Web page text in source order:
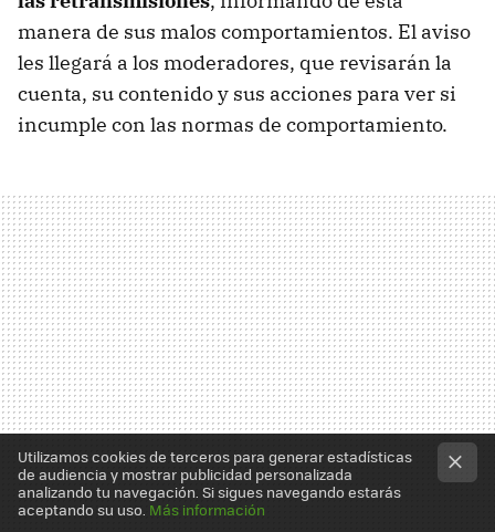
manera de sus malos comportamientos. El aviso
les llegará a los moderadores, que revisarán la
cuenta, su contenido y sus acciones para ver si
incumple con las normas de comportamiento.
Utilizamos cookies de terceros para generar estadísticas
de audiencia y mostrar publicidad personalizada
analizando tu navegación. Si sigues navegando estarás
aceptando su uso. Más información